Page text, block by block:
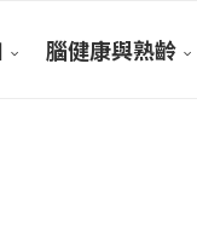
腦健康與熟齡